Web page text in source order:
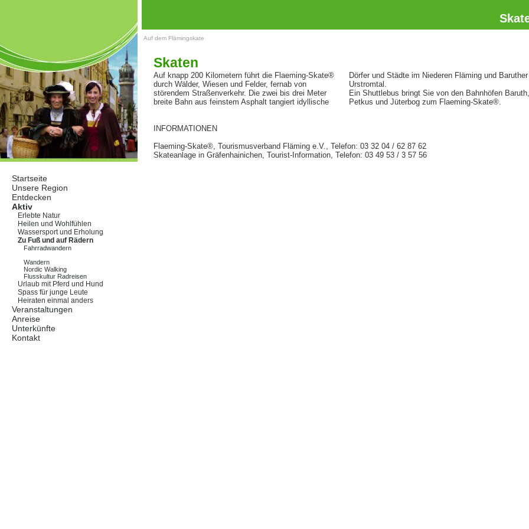
Startseite
Unsere Region
Entdecken
Aktiv
Erlebte Natur
Heilen und Wohlfühlen
Wassersport und Erholung
Zu Fuß und auf Rädern
Fahrradwandern
Wandern
Nordic Walking
Flusskultur Radreisen
Urlaub mit Pferd und Hund
Spass für junge Leute
Heiraten einmal anders
Veranstaltungen
Anreise
Unterkünfte
Kontakt
Auf dem Flämingskate
Skaten
Auf knapp 200 Kilometern führt die Flaeming-Skate®
durch Wälder, Wiesen und Felder, fernab von
störendem Straßenverkehr. Die zwei bis drei Meter
breite Bahn aus feinstem Asphalt tangiert idyllische
Dörfer und Städte im Niederen Fläming und Baruther
Urstromtal.
Ein Shuttlebus bringt Sie von den Bahnhöfen Baruth,
Petkus und Jüterbog zum Flaeming-Skate®.
INFORMATIONEN
Flaeming-Skate®, Tourismusverband Fläming e.V., Telefon: 03 32 04 / 62 87 62
Skateanlage in Gräfenhainichen, Tourist-Information, Telefon: 03 49 53 / 3 57 56